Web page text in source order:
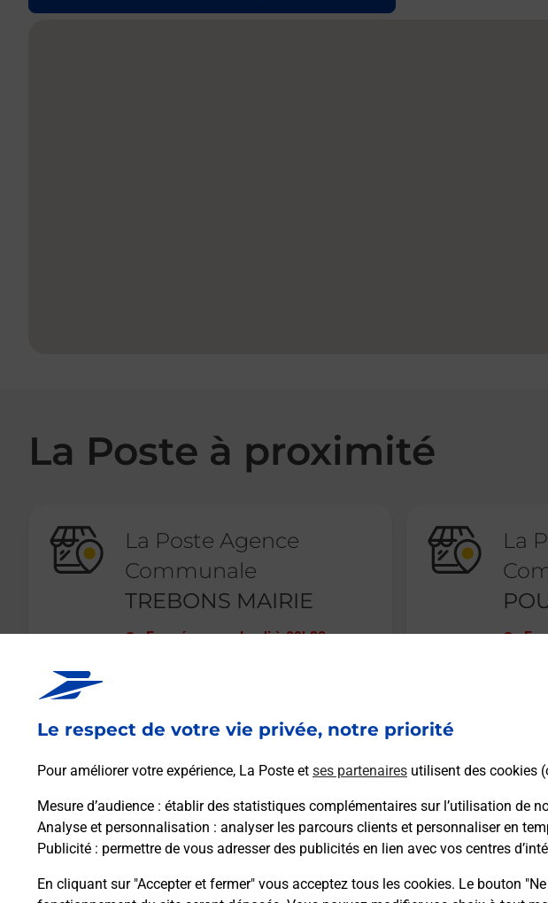
Le respect de votre vie privée, notre priorité
Pour améliorer votre expérience, La Poste et ses partenaires utilisent des cookies
Mesure d’audience : établir des statistiques complémentaires sur l’utilisation de
Analyse et personnalisation : analyser les parcours clients et personnaliser en
Publicité : permettre de vous adresser des publicités en lien avec vos centres
En cliquant sur "Accepter et fermer" vous acceptez tous les cookies. Le bouton
La Poste à proximité
La Poste Agence
Communale
TREBONS MAIRIE
Fermé-ouvre lundi à 09h30
En savoir plus
La